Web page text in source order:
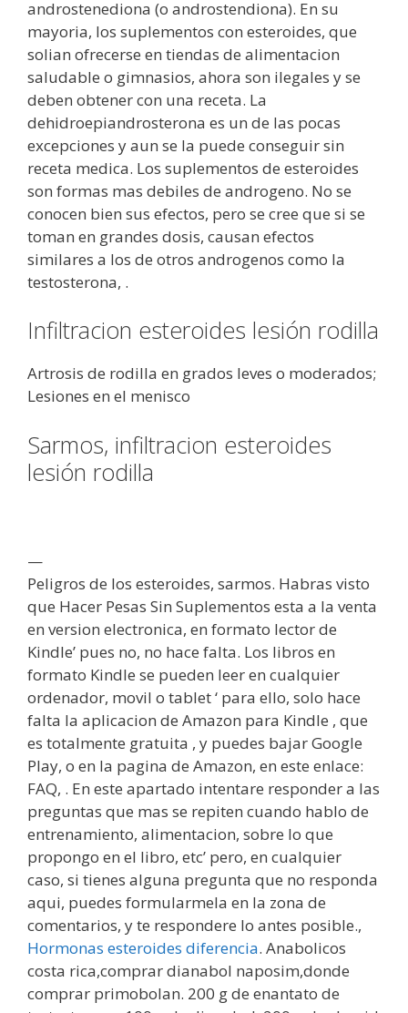
androstenediona (o androstendiona). En su
mayoria, los suplementos con esteroides, que
solian ofrecerse en tiendas de alimentacion
saludable o gimnasios, ahora son ilegales y se
deben obtener con una receta. La
dehidroepiandrosterona es un de las pocas
excepciones y aun se la puede conseguir sin
receta medica. Los suplementos de esteroides
son formas mas debiles de androgeno. No se
conocen bien sus efectos, pero se cree que si se
toman en grandes dosis, causan efectos
similares a los de otros androgenos como la
testosterona, .
Infiltracion esteroides lesión rodilla
Artrosis de rodilla en grados leves o moderados;
Lesiones en el menisco
Sarmos, infiltracion esteroides
lesión rodilla
—
Peligros de los esteroides, sarmos. Habras visto
que Hacer Pesas Sin Suplementos esta a la venta
en version electronica, en formato lector de
Kindle’ pues no, no hace falta. Los libros en
formato Kindle se pueden leer en cualquier
ordenador, movil o tablet ‘ para ello, solo hace
falta la aplicacion de Amazon para Kindle , que
es totalmente gratuita , y puedes bajar Google
Play, o en la pagina de Amazon, en este enlace:
FAQ, . En este apartado intentare responder a las
preguntas que mas se repiten cuando hablo de
entrenamiento, alimentacion, sobre lo que
propongo en el libro, etc’ pero, en cualquier
caso, si tienes alguna pregunta que no responda
aqui, puedes formularmela en la zona de
comentarios, y te respondere lo antes posible.,
Hormonas esteroides diferencia. Anabolicos
costa rica,comprar dianabol naposim,donde
comprar primobolan. 200 g de enantato de